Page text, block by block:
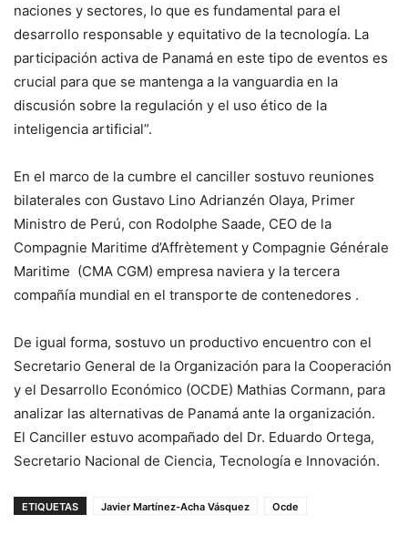
naciones y sectores, lo que es fundamental para el
desarrollo responsable y equitativo de la tecnología. La
participación activa de Panamá en este tipo de eventos es
crucial para que se mantenga a la vanguardia en la
discusión sobre la regulación y el uso ético de la
inteligencia artificial”.
En el marco de la cumbre el canciller sostuvo reuniones
bilaterales con Gustavo Lino Adrianzén Olaya, Primer
Ministro de Perú, con Rodolphe Saade, CEO de la
Compagnie Maritime d’Affrètement y Compagnie Générale
Maritime (CMA CGM) empresa naviera y la tercera
compañía mundial en el transporte de contenedores .
De igual forma, sostuvo un productivo encuentro con el
Secretario General de la Organización para la Cooperación
y el Desarrollo Económico (OCDE) Mathias Cormann, para
analizar las alternativas de Panamá ante la organización.
El Canciller estuvo acompañado del Dr. Eduardo Ortega,
Secretario Nacional de Ciencia, Tecnología e Innovación.
ETIQUETAS Javier Martínez-Acha Vásquez Ocde